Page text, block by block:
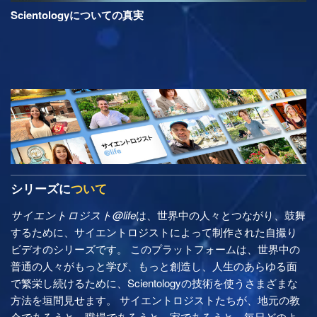
Scientologyについての真実
シリーズについて
サイエントロジスト@lifeは、世界中の人々とつながり、鼓舞
するために、サイエントロジストによって制作された自撮り
ビデオのシリーズです。 このプラットフォームは、世界中の
普通の人々がもっと学び、もっと創造し、人生のあらゆる面
で繁栄し続けるために、Scientologyの技術を使うさまざまな
方法を垣間見せます。 サイエントロジストたちが、地元の教